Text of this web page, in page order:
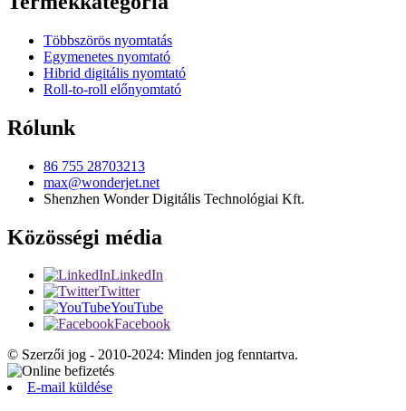
Többszörös nyomtatás
Egymenetes nyomtató
Hibrid digitális nyomtató
Roll-to-roll előnyomtató
Rólunk
86 755 28703213
max@wonderjet.net
Shenzhen Wonder Digitális Technológiai Kft.
Közösségi média
LinkedIn
Twitter
YouTube
Facebook
© Szerzői jog - 2010-2024: Minden jog fenntartva.
E-mail küldése